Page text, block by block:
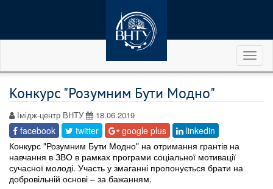
Конкурс "Розумним Бути Модно"
Імідж-центр ВНТУ 18.06.2019
facebook twitter google plus
linkedin
Конкурс "Розумним Бути Модно" на отримання грантів на
навчання в ЗВО в рамках програми соціальної мотивації
сучасної молоді. Участь у змаганні пропонується брати на
добровільній основі – за бажанням.